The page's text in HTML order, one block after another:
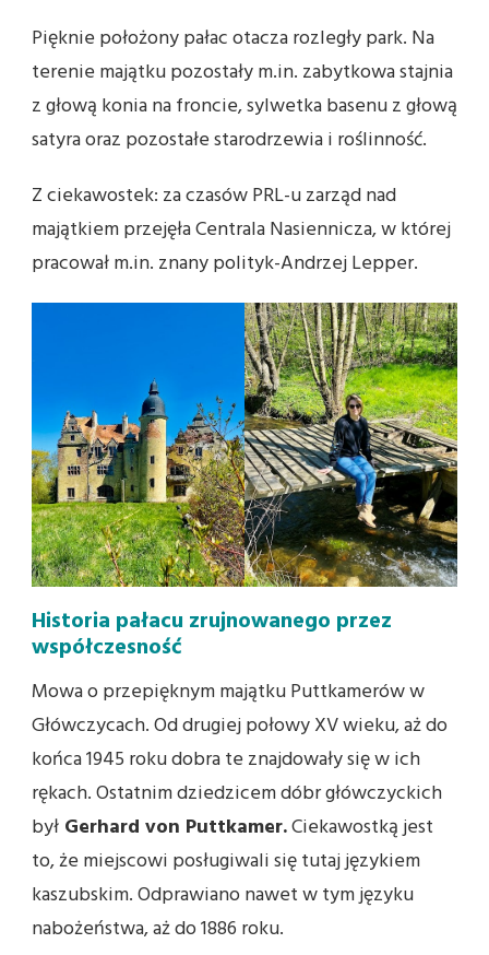
Pięknie położony pałac otacza rozległy park. Na
terenie majątku pozostały m.in. zabytkowa stajnia
z głową konia na froncie, sylwetka basenu z głową
satyra oraz pozostałe starodrzewia i roślinność.
Z ciekawostek: za czasów PRL-u zarząd nad
majątkiem przejęła Centrala Nasiennicza, w której
pracował m.in. znany polityk-Andrzej Lepper.
Historia pałacu zrujnowanego przez
współczesność
Mowa o przepięknym majątku Puttkamerów w
Główczycach. Od drugiej połowy XV wieku, aż do
końca 1945 roku dobra te znajdowały się w ich
rękach. Ostatnim dziedzicem dóbr główczyckich
był Gerhard von Puttkamer.Ciekawostką jest
to, że miejscowi posługiwali się tutaj językiem
kaszubskim. Odprawiano nawet w tym języku
nabożeństwa, aż do 1886 roku.